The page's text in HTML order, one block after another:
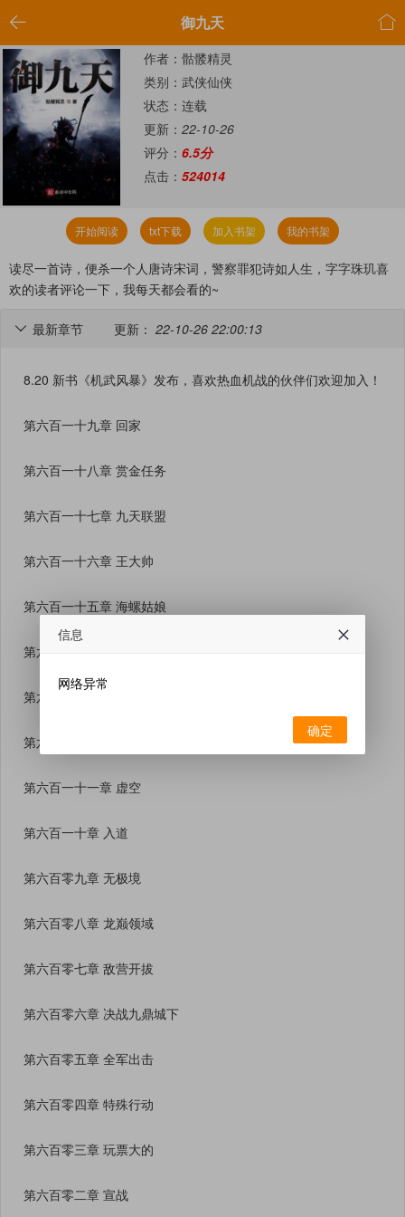
 御九天 
作者：骷髅精灵
类别：武侠仙侠
状态：连载
更新：22-10-26
评分：6.5分
点击：524014
开始阅读 txt下载 加入书架 我的书架
读尽一首诗，便杀一个人唐诗宋词，警察罪犯诗如人生，字字珠玑喜
欢的读者评论一下，我每天都会看的~
最新章节 更新： 22-10-26 22:00:13

8.20 新书《机武风暴》发布，喜欢热血机战的伙伴们欢迎加入！
第六百一十九章 回家
第六百一十八章 赏金任务
第六百一十七章 九天联盟
第六百一十六章 王大帅
第六百一十五章 海螺姑娘
第六百一十四章 受降
第六百一十三章 言出法随
第六百一十二章 九眼归位
第六百一十一章 虚空
第六百一十章 入道
第六百零九章 无极境
第六百零八章 龙巅领域
第六百零七章 敌营开拔
第六百零六章 决战九鼎城下
第六百零五章 全军出击
第六百零四章 特殊行动
第六百零三章 玩票大的
第六百零二章 宣战
信息
网络异常
确定